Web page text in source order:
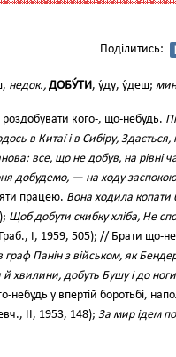
Поділитись:
недок., ДОБУ́ТИ, у́ду, у́деш;
роздобувати кого-, що-небудь.
в Китаї і в Сибіру,
все, що не добув, на рівні
добудемо, — на ходу
працею. Вона ходила копати
Щоб добути скибку хліба, Не
І, 1959, 505); // Брати що-
граф Панін з військом, як
хвилини, добуть Бушу і до
небудь у впертій боротьбі,
II, 1953, 148); За мир ідем